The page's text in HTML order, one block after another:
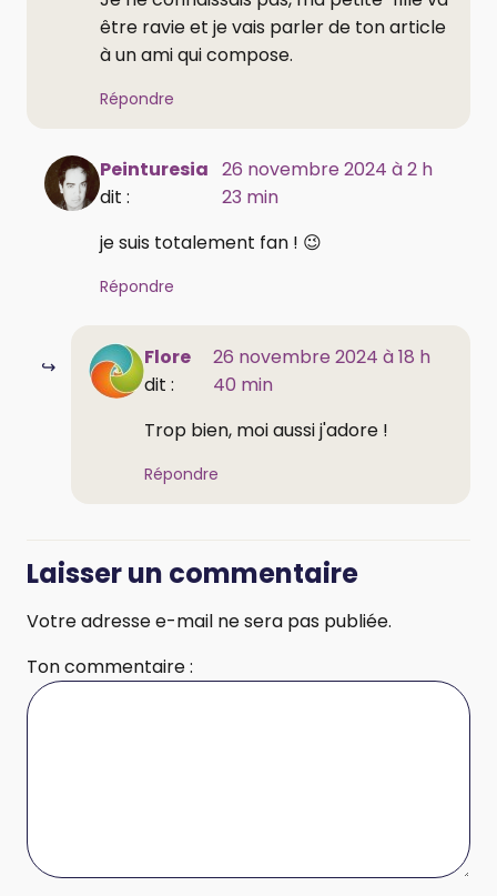
être ravie et je vais parler de ton article
à un ami qui compose.
Répondre
Peinturesia
dit :
26 novembre 2024 à 2 h
23 min
je suis totalement fan ! 😉
Répondre
Flore
dit :
26 novembre 2024 à 18 h
40 min
Trop bien, moi aussi j'adore !
Répondre
Laisser un commentaire
Votre adresse e-mail ne sera pas publiée.
Ton commentaire :